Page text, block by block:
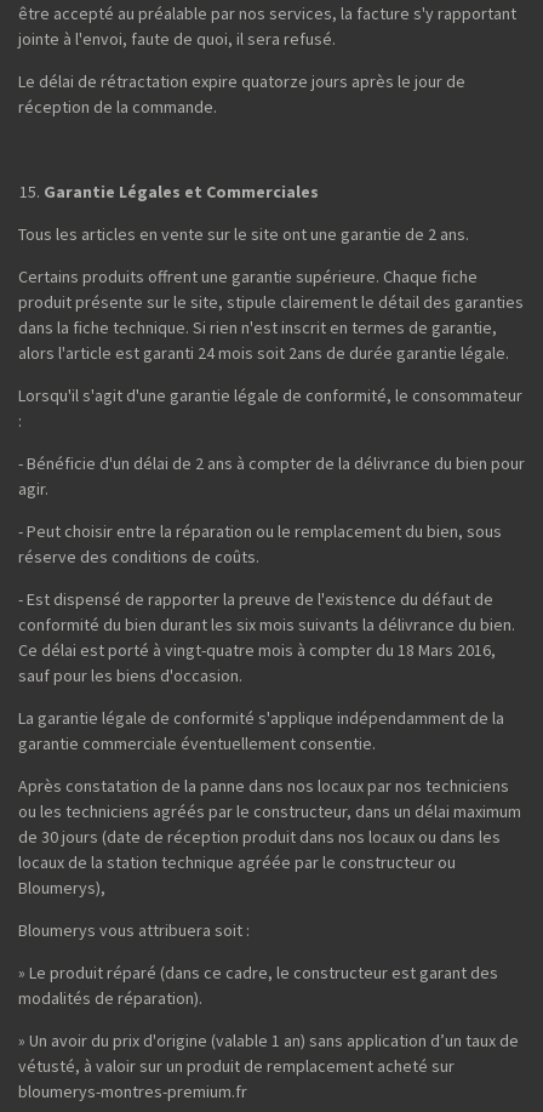
être accepté au préalable par nos services, la facture s'y rapportant
jointe à l'envoi, faute de quoi, il sera refusé.
Le délai de rétractation expire quatorze jours après le jour de
réception de la commande.
Garantie Légales et Commerciales
Tous les articles en vente sur le site ont une garantie de 2 ans.
Certains produits offrent une garantie supérieure. Chaque fiche
produit présente sur le site, stipule clairement le détail des garanties
dans la fiche technique. Si rien n'est inscrit en termes de garantie,
alors l'article est garanti 24 mois soit 2ans de durée garantie légale.
Lorsqu'il s'agit d'une garantie légale de conformité, le consommateur
:
- Bénéficie d'un délai de 2 ans à compter de la délivrance du bien pour
agir.
- Peut choisir entre la réparation ou le remplacement du bien, sous
réserve des conditions de coûts.
- Est dispensé de rapporter la preuve de l'existence du défaut de
conformité du bien durant les six mois suivants la délivrance du bien.
Ce délai est porté à vingt-quatre mois à compter du 18 Mars 2016,
sauf pour les biens d'occasion.
La garantie légale de conformité s'applique indépendamment de la
garantie commerciale éventuellement consentie.
Après constatation de la panne dans nos locaux par nos techniciens
ou les techniciens agréés par le constructeur, dans un délai maximum
de 30 jours (date de réception produit dans nos locaux ou dans les
locaux de la station technique agréée par le constructeur ou
Bloumerys),
Bloumerys vous attribuera soit :
» Le produit réparé (dans ce cadre, le constructeur est garant des
modalités de réparation).
» Un avoir du prix d'origine (valable 1 an) sans application d’un taux de
vétusté, à valoir sur un produit de remplacement acheté sur
bloumerys-montres-premium.fr